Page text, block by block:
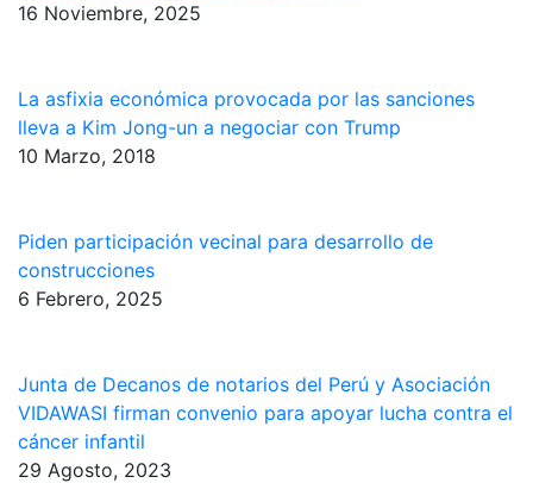
16 Noviembre, 2025
La asfixia económica provocada por las sanciones
lleva a Kim Jong-un a negociar con Trump
10 Marzo, 2018
Piden participación vecinal para desarrollo de
construcciones
6 Febrero, 2025
Junta de Decanos de notarios del Perú y Asociación
VIDAWASI firman convenio para apoyar lucha contra el
cáncer infantil
29 Agosto, 2023